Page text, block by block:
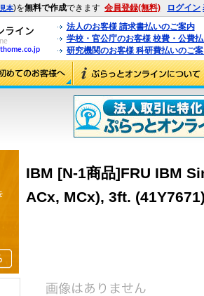
見本)を無料で作成できます 会員登録(無料) ログイン
法人のお客様 請求書払いのご案内
学校・官公庁のお客様 校費・公費
研究機関のお客様 科研費払いのご
IBM [N-1商品]FRU IBM
ACx, MCx), 3ft.